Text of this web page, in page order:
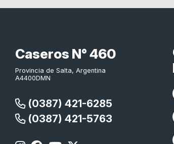
Caseros N° 460
Provincia de Salta, Argentina
A4400DMN
(0387) 421-6285
(0387) 421-5763